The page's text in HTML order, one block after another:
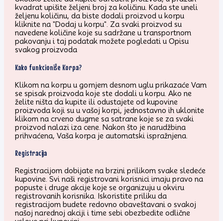
kvadrat upišite željeni broj za količinu. Kada ste uneli
željenu količinu, da biste dodali proizvod u korpu
kliknite na "Dodaj u korpu". Za svaki proizvod su
navedene količine koje su sadržane u transportnom
pakovanju i taj podatak možete pogledati u Opisu
svakog proizvoda
Kako funkcioniše Korpa?
Klikom na korpu u gornjem desnom uglu prikazaće Vam
se spisak proizvoda koje ste dodali u korpu. Ako ne
želite ništa da kupite ili odustajete od kupovine
proizvoda koji su u vašoj korpi, jednostavno ih uklonite
klikom na crveno dugme sa satrane koje se za svaki
proizvod nalazi iza cene. Nakon što je narudžbina
prihvaćena, Vaša korpa je automatski ispražnjena.
Registracija
Registracijom dobijate na brzini prilikom svake sledeće
kupovine. Svi naši registrovani korisnici imaju pravo na
popuste i druge akcije koje se organizuju u okviru
registrovanih korisnika. Iskoristite priliku da
registracijom budete redovno obaveštavani o svakoj
našoj narednoj akciji i time sebi obezbedite odlične